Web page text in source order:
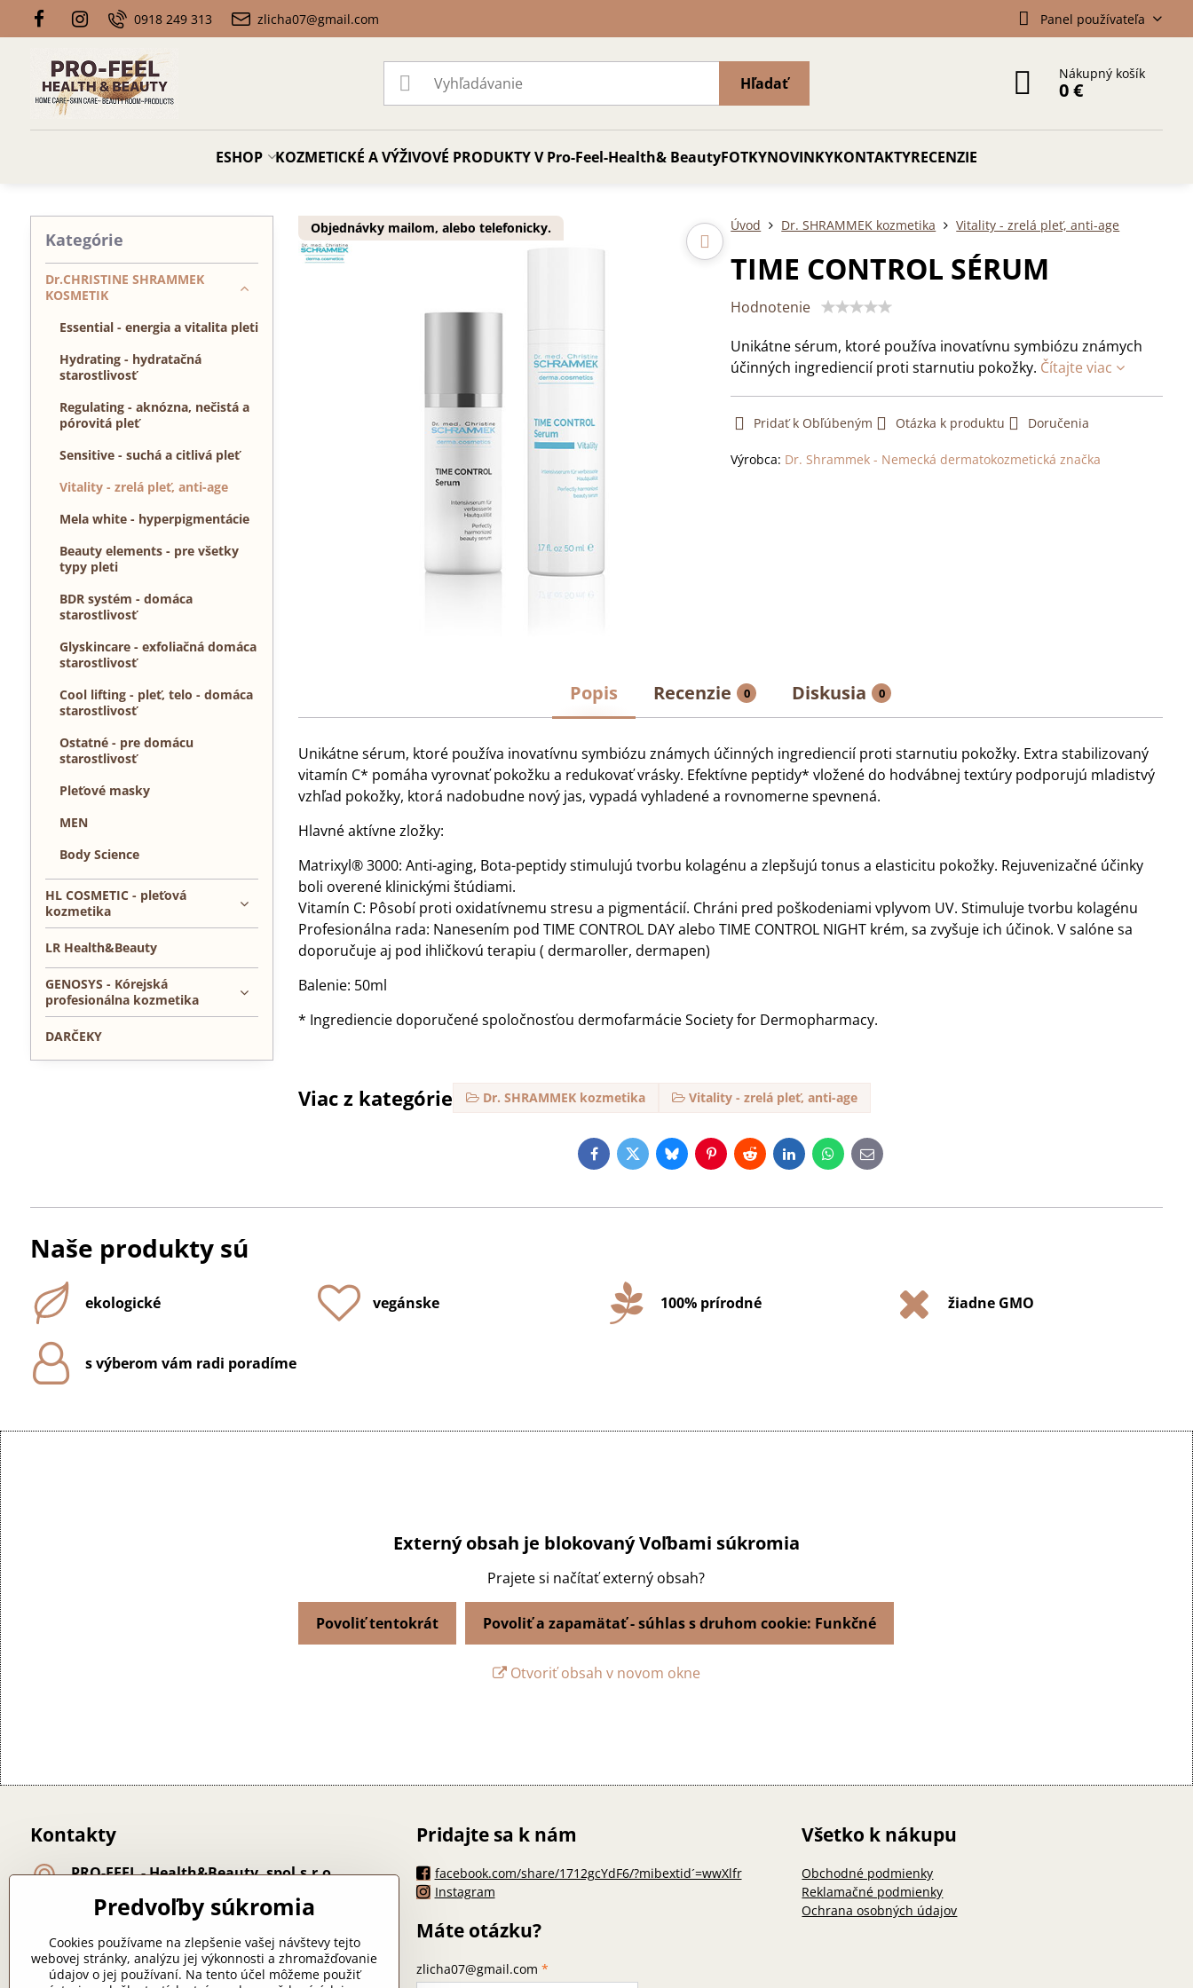
0918 249 313 zlicha07@gmail.com Panel používateľa
Hľadať
Nákupný košík
0 €
ESHOP KOZMETICKÉ A VÝŽIVOVÉ PRODUKTY V Pro-Feel-Health& BeautyFOTKYNOVINKYKONTAKTYRECENZIE
Objednávky mailom, alebo telefonicky. Úvod Dr. SHRAMMEK kozmetika Vitality - zrelá pleť, anti-age
TIME CONTROL SÉRUM
Hodnotenie
Unikátne sérum, ktoré používa inovatívnu symbiózu známych
účinných ingrediencií proti starnutiu pokožky. Čítajte viac
Pridať k Obľúbeným Otázka k produktu Doručenia
Výrobca: Dr. Shrammek - Nemecká dermatokozmetická značka
Popis Recenzie 0 Diskusia 0
Unikátne sérum, ktoré používa inovatívnu symbiózu známych účinných ingrediencií proti starnutiu pokožky. Extra stabilizovaný
vitamín C* pomáha vyrovnať pokožku a redukovať vrásky. Efektívne peptidy* vložené do hodvábnej textúry podporujú mladistvý
vzhľad pokožky, ktorá nadobudne nový jas, vypadá vyhladené a rovnomerne spevnená.
Hlavné aktívne zložky:
Matrixyl® 3000: Anti-aging, Bota-peptidy stimulujú tvorbu kolagénu a zlepšujú tonus a elasticitu pokožky. Rejuvenizačné účinky
boli overené klinickými štúdiami.
Vitamín C: Pôsobí proti oxidatívnemu stresu a pigmentácií. Chráni pred poškodeniami vplyvom UV. Stimuluje tvorbu kolagénu
Profesionálna rada: Nanesením pod TIME CONTROL DAY alebo TIME CONTROL NIGHT krém, sa zvyšuje ich účinok. V salóne sa
doporučuje aj pod ihličkovú terapiu ( dermaroller, dermapen)
Balenie: 50ml
* Ingrediencie doporučené spoločnosťou dermofarmácie Society for Dermopharmacy.
Viac z kategórie Dr. SHRAMMEK kozmetika Vitality - zrelá pleť, anti-age
FacebookTwitterBlueskyPinterestRedditLinkedInWhatsApp
E-
mail
Kategórie
Dr.CHRISTINE SHRAMMEK
KOSMETIK
Essential - energia a vitalita pleti
Hydrating - hydratačná
starostlivosť
Regulating - aknózna, nečistá a
pórovitá pleť
Sensitive - suchá a citlivá pleť
Vitality - zrelá pleť, anti-age
Mela white - hyperpigmentácie
Beauty elements - pre všetky
typy pleti
BDR systém - domáca
starostlivosť
Glyskincare - exfoliačná domáca
starostlivosť
Cool lifting - pleť, telo - domáca
starostlivosť
Ostatné - pre domácu
starostlivosť
Pleťové masky
MEN
Body Science
HL COSMETIC - pleťová
kozmetika
LR Health&Beauty
GENOSYS - Kórejská
profesionálna kozmetika
DARČEKY
Naše produkty sú
ekologické vegánske 100% prírodné žiadne GMO
s výberom vám radi poradíme
Externý obsah je blokovaný Voľbami súkromia
Prajete si načítať externý obsah?
Povoliť tentokrát Povoliť a zapamätať - súhlas s druhom cookie: Funkčné
Otvoriť obsah v novom okne
Kontakty
PRO-FEEL - Health&Beauty, spol​.s​.r​.o​.
974 01 Banská Bystrica
majiteľka: Bc. Lichá Zuzana
+421 918 249 313
Pridajte sa k nám
facebook.com/share/1712gcYdF6/?mibextid´=wwXlfr
Instagram
Máte otázku?
zlicha07@gmail.com *
Všetko k nákupu
Obchodné podmienky
Reklamačné podmienky
Ochrana osobných údajov
Predvoľby súkromia
Cookies používame na zlepšenie vašej návštevy tejto
webovej stránky, analýzu jej výkonnosti a zhromažďovanie
údajov o jej používaní. Na tento účel môžeme použiť